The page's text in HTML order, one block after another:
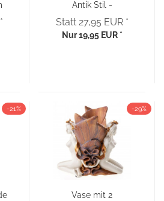
Antik Stil -
bronzefarben
Statt 27,95 EUR *
Nur 19,95 EUR *
-21% -29%
Vase mit 2